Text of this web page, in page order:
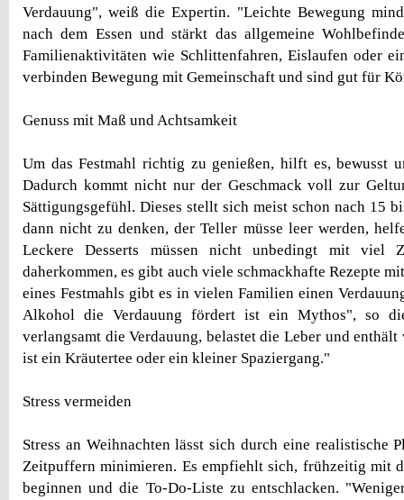
Verdauung", weiß die Expertin. "Leichte Bewegung
nach dem Essen und stärkt das allgemeine
Familienaktivitäten wie Schlittenfahren, Eislaufen oder
verbinden Bewegung mit Gemeinschaft und sind gut für
Genuss mit Maß und Achtsamkeit
Um das Festmahl richtig zu genießen, hilft es, bewusst
Dadurch kommt nicht nur der Geschmack voll zur
Sättigungsgefühl. Dieses stellt sich meist schon nach 15
dann nicht zu denken, der Teller müsse leer werden,
Leckere Desserts müssen nicht unbedingt mit viel
daherkommen, es gibt auch viele schmackhafte Rezepte
eines Festmahls gibt es in vielen Familien einen
Alkohol die Verdauung fördert ist ein Mythos", so
verlangsamt die Verdauung, belastet die Leber und
ist ein Kräutertee oder ein kleiner Spaziergang."
Stress vermeiden
Stress an Weihnachten lässt sich durch eine realistische
Zeitpuffern minimieren. Es empfiehlt sich, frühzeitig mit
beginnen und die To-Do-Liste zu entschlacken.